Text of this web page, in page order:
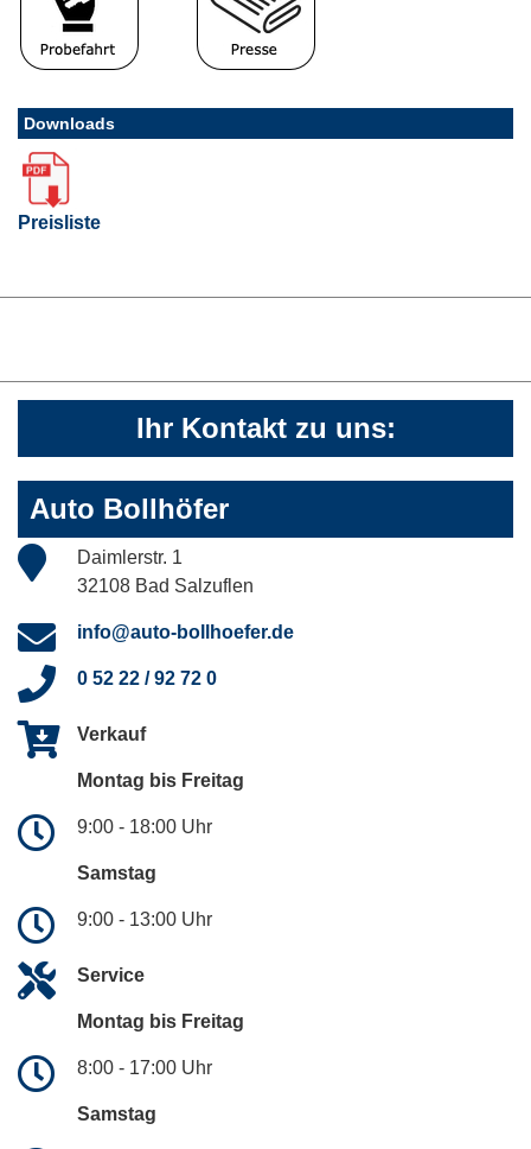
Downloads
Preisliste
Ihr Kontakt zu uns:
Auto Bollhöfer
Daimlerstr. 1
32108 Bad Salzuflen
info@auto-bollhoefer.de
0 52 22 / 92 72 0
Verkauf
Montag bis Freitag
9:00 - 18:00 Uhr
Samstag
9:00 - 13:00 Uhr
Service
Montag bis Freitag
8:00 - 17:00 Uhr
Samstag